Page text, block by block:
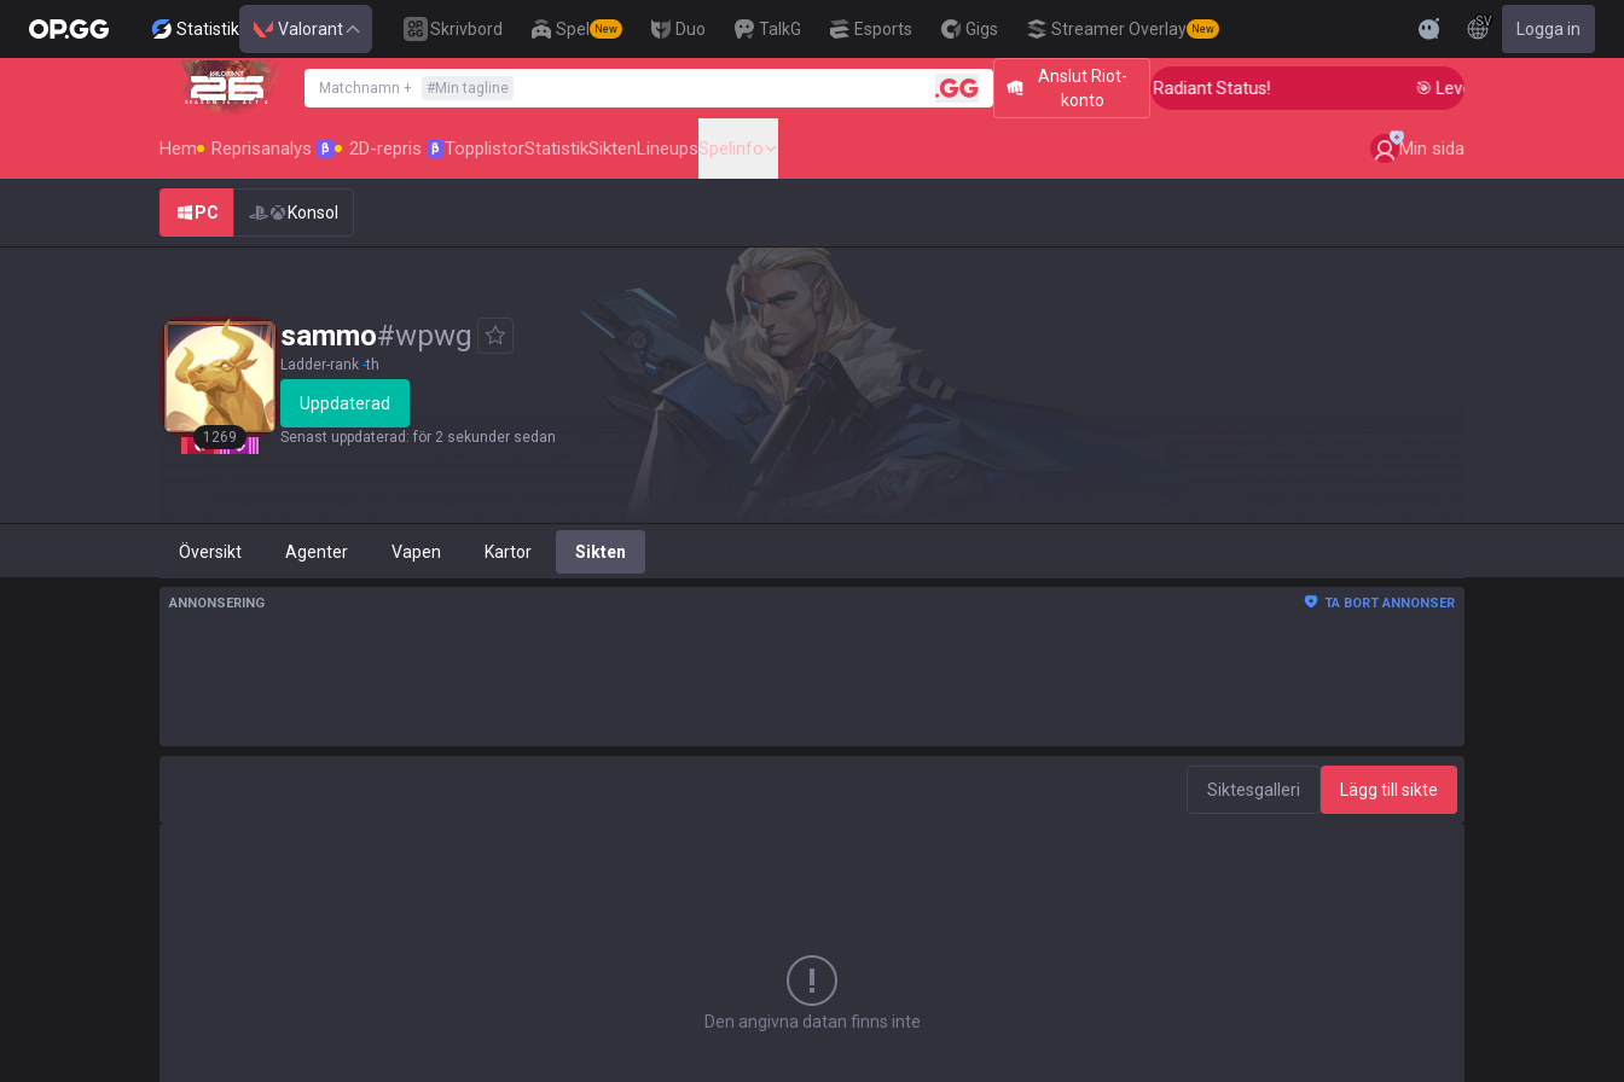
Statistik Valorant Skrivbord Spel New Duo TalkG Esports Gigs Streamer Overlay New
SV Logga in
SEASON 26 : ACT 4
Matchnamn + #Min tagline
Anslut Riot-
konto
🎯 Level Up Your Aim to Radiant Status! 🎯 Level Up Your Aim to
Hem Reprisanalys β 2D-repris β TopplistorStatistikSiktenLineupsSpelinfo Min sida
PC Konsol
1269
sammo#wpwg
Ladder-rank -th
Uppdaterad
Senast uppdaterad : för 2 sekunder sedan
Översikt Agenter Vapen Kartor Sikten
ANNONSERING TA BORT ANNONSER
Siktesgalleri Lägg till sikte
Den angivna datan finns inte